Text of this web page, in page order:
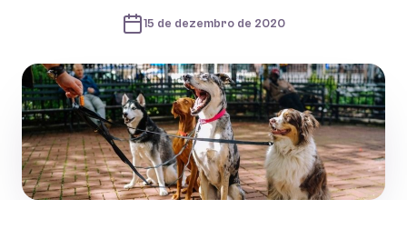
15 de dezembro de 2020